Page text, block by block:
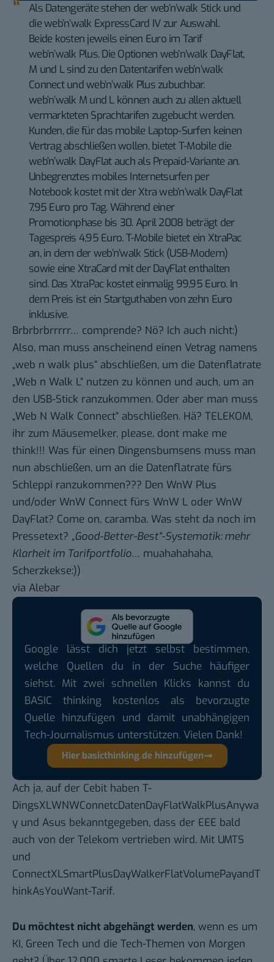
Als Datengeräte stehen der web’n’walk Stick und
die web’n’walk ExpressCard IV zur Auswahl.
Beide kosten jeweils einen Euro im Tarif
web’n’walk Plus. Die Optionen web’n’walk DayFlat,
M und L sind zu den Datentarifen web’n’walk
Connect und web’n’walk Plus zubuchbar.
web’n’walk M und L können auch zu allen aktuell
vermarkteten Sprachtarifen zugebucht werden.
Kunden, die für das mobile Laptop-Surfen keinen
Vertrag abschließen wollen, bietet T-Mobile die
web’n’walk DayFlat auch als Prepaid-Variante an.
Unbegrenztes mobiles Internetsurfen per
Notebook kostet mit der Xtra web’n’walk DayFlat
7,95 Euro pro Tag. Während einer
Promotionphase bis 30. April 2008 beträgt der
Tagespreis 4,95 Euro. T-Mobile bietet ein XtraPac
an, in dem der web’n’walk Stick (USB-Modem)
sowie eine XtraCard mit der DayFlat enthalten
sind. Das XtraPac kostet einmalig 99,95 Euro. In
dem Preis ist ein Startguthaben von zehn Euro
inklusive.
Brbrbrbrrrrr… comprende? Nö? Ich auch nicht:)
Also, man muss anscheinend einen Vetrag namens
„web n walk plus“ abschließen, um die Datenflatrate
„Web n Walk L“ nutzen zu können und auch, um an
den USB-Stick ranzukommen. Oder aber man muss
„Web N Walk Connect“ abschließen. Hä? TELEKOM,
ihr zum Mäusemelker, please, dont make me
think!!! Was für einen Dingensbumsens muss man
nun abschließen, um an die Datenflatrate fürs
Schleppi ranzukommen??? Den WnW Plus
und/oder WnW Connect fürs WnW L oder WnW
DayFlat? Come on, caramba. Was steht da noch im
Pressetext? „Good-Better-Best“-Systematik: mehr
Klarheit im Tarifportfolio… muahahahaha,
Scherzkekse:))
via Alebar
Google lässt dich jetzt selbst bestimmen,
welche Quellen du in der Suche häufiger
siehst. Mit zwei schnellen Klicks kannst du
BASIC thinking kostenlos als bevorzugte
Quelle hinzufügen und damit unabhängigen
Tech-Journalismus unterstützen. Vielen Dank!
Hier basicthinking.de hinzufügen
Ach ja, auf der Cebit haben T-
DingsXLWNWConnetcDatenDayFlatWalkPlusAnywa
y und Asus bekanntgegeben, dass der EEE bald
auch von der Telekom vertrieben wird. Mit UMTS
und
ConnectXLSmartPlusDayWalkerFlatVolumePayandT
hinkAsYouWant-Tarif.
Du möchtest nicht abgehängt werden, wenn es um
KI, Green Tech und die Tech-Themen von Morgen